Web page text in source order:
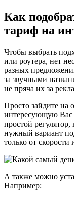
Как
тариф на
Чтобы выбрать
или роутера, нет
разных
за звучными
не пряча их за
Просто зайдите на
интересующую Вас
простой
нужный вариант
только от
А также можно
Например: